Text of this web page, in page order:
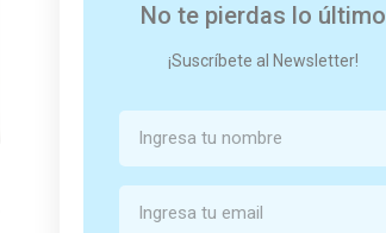
No te pierdas lo último
¡Suscríbete al Newsletter!